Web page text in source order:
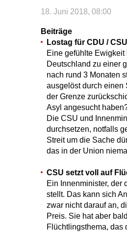
18. Juni 2018, 08:00
Beiträge
Lostag für CDU / CSU
Eine gefühlte
Deutschland zu einer
nach rund 3 Monaten
ausgelöst durch einen
der Grenze
Asyl angesucht
Die CSU und
durchsetzen, notfalls
Streit um die Sache
das in der Union
CSU setzt voll auf
Ein Innenminister, der
stellt. Das kann sich
zwar nicht darauf an,
Preis. Sie hat aber
Flüchtlingsthema, das